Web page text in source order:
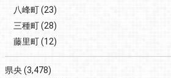
八峰町(23)
三種町(28)
藤里町(12)
県央 (3,478)